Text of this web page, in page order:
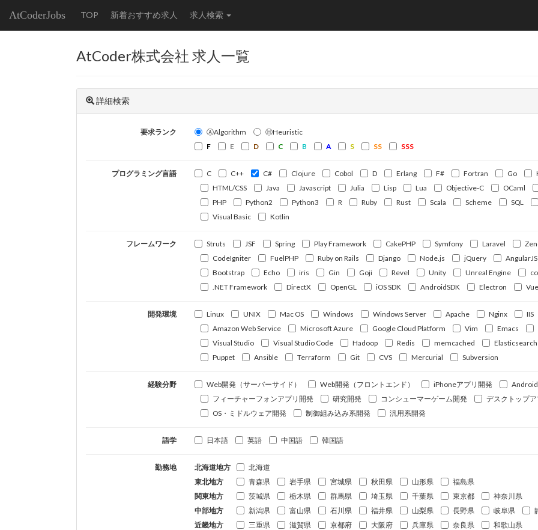
AtCoderJobs TOP 新着おすすめ求人 求人検索
AtCoder株式会社 求人一覧
詳細検索
要求ランク ⒶAlgorithm
ⒽHeuristic
F
E D C B A S SS SSS
プログラミング言語 C C++ C# Clojure Cobol D Erlang F# Fortran Go
HTML/CSS
Java Javascript Julia Lisp Lua Objective-C OCaml
PHP
Python2 Python3 R Ruby Rust Scala Scheme SQL
Visual Basic
Kotlin
フレームワーク Struts JSF Spring Play Framework CakePHP Symfony Laravel
CodeIgniter
FuelPHP Ruby on Rails Django Node.js jQuery AngularJS
Bootstrap
Echo iris Gin Goji Revel Unity Unreal Engine
.NET Framework
DirectX OpenGL iOS SDK AndroidSDK Electron
開発環境 Linux UNIX Mac OS Windows Windows Server Apache Nginx
IIS
Amazon Web Service
Microsoft Azure Google Cloud Platform Vim Emacs
Visual Studio
Visual Studio Code Hadoop Redis memcached Elasticsearch
Puppet
Ansible Terraform Git CVS Mercurial Subversion
経験分野 Web開発（サーバーサイド） Web開発（フロントエンド） iPhoneアプリ開発
フィーチャーフォンアプリ開発
研究開発 コンシューマーゲーム開発
デスクトップ
OS・ミドルウェア開発
制御組み込み系開発 汎用系開発
語学 日本語 英語 中国語 韓国語
勤務地 北海道地方
北海道
東北地方
青森県 岩手県 宮城県 秋田県 山形県
福島県
関東地方
茨城県 栃木県 群馬県 埼玉県 千葉県 東京都
神奈川県
中部地方
新潟県 富山県 石川県 福井県 山梨県 長野県 岐阜県
近畿地方
三重県 滋賀県 京都府 大阪府 兵庫県 奈良県
和歌山県